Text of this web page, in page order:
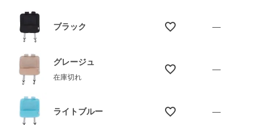
ブラック —
グレージュ
在庫切れ
—
ライトブルー —